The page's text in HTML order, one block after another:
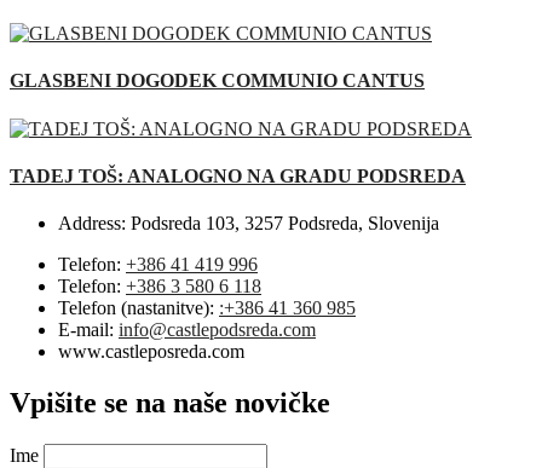
GLASBENI DOGODEK COMMUNIO CANTUS
TADEJ TOŠ: ANALOGNO NA GRADU PODSREDA
Address: Podsreda 103, 3257 Podsreda, Slovenija
Telefon: +386 41 419 996
Telefon: +386 3 580 6 118
Telefon (nastanitve): :+386 41 360 985
E-mail: info@castlepodsreda.com
www.castleposreda.com
Vpišite se na naše novičke
Ime